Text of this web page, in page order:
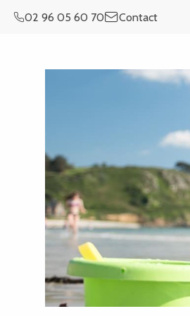
02 96 05 60 70 Contact